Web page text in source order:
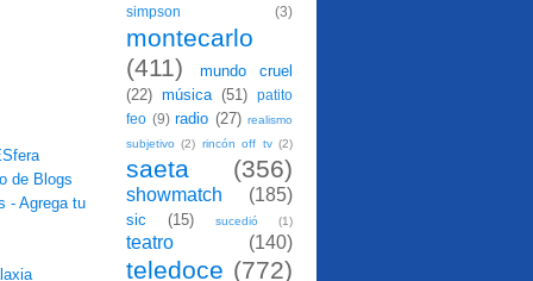
simpson
(3)
montecarlo
(411)
mundo cruel
(22) música (51)
patito
feo (9) radio (27) realismo
subjetivo (2) rincón off tv (2)
saeta (356)
showmatch (185)
sic (15) sucedió (1)
teatro (140)
teledoce (772)